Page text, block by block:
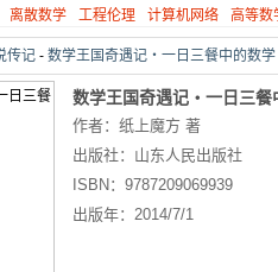
离散数学 工程伦理 计算机网络 高等数
传记 - 数学王国奇遇记・一日三餐中的数
数学王国奇遇记・一日三餐
作者：纸上魔方 著
出版社： 山东人民出版社
ISBN： 9787209069939
出版年： 2014/7/1